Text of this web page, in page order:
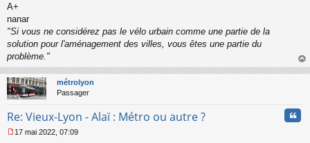
g
e
n
o
n
u
A+
nanar
"Si vous ne considérez pas le vélo urbain comme une partie de la
solution pour l'aménagement des villes, vous êtes une partie du
problème."
au
métrolyon
Passager
Re: Vieux-Lyon - Alaï : Métro ou autre ?
17 mai 2022, 07:09